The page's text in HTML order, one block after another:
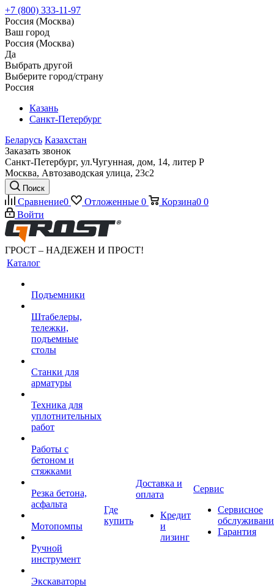
+7 (800) 333-11-97
Россия (Москва)
Ваш город
Россия (Москва)
Да
Выбрать другой
Выберите город/страну
Россия
Казань
Санкт-Петербург
Беларусь Казахстан
Заказать звонок
Санкт-Петербург, ул.Чугунная, дом, 14, литер Р
Москва, Автозаводская улица, 23с2
Поиск
Сравнение0 Отложенные 0 Корзина0 0
Войти
ГРОСТ – НАДЕЖЕН И ПРОСТ!
Каталог
Подъемники
Штабелеры,
тележки,
подъемные
столы
Станки для
арматуры
Техника для
уплотнительных
работ
Работы с
бетоном и
стяжками
Резка бетона,
асфальта
Мотопомпы
Ручной
инструмент
Экскаваторы
Где
купить
Доставка и
оплата
Кредит
и
лизинг
Сервис
Сервисное
Гарантия